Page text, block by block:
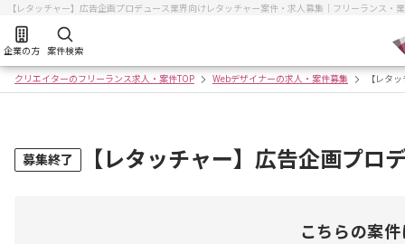
【レタッチャー】広告企画プロデュース業界向けレタッチャー案件・求人募集｜フリーランス・
企業の方 案件検索
クリエイターのフリーランス求人・案件TOP Webデザイナーの求人・案件募集 【レタ
募集終了 【レタッチャー】広告企画プロ
こちらの案